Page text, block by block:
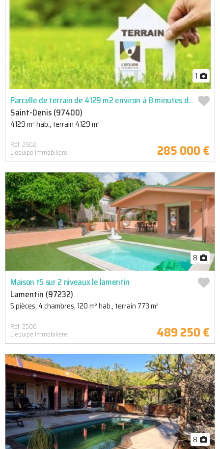
1
Parcelle de terrain de 4129 m2 environ à 8 minutes du village de la montagne
Saint-Denis (97400)
4129 m² hab., terrain 4129 m²
Réf. 2502
L'equipe Immobiliere 285 000 €
8
Maison t5 sur 2 niveaux le lamentin
Lamentin (97232)
5 pièces, 4 chambres, 120 m² hab., terrain 773 m²
Réf. 2506
L'equipe Immobiliere 489 250 €
8